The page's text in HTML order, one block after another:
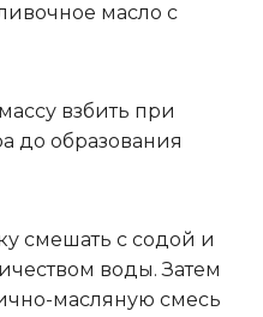
масло с
взбить при
до образования
смешать с содой и
воды. Затем
масляную смесь